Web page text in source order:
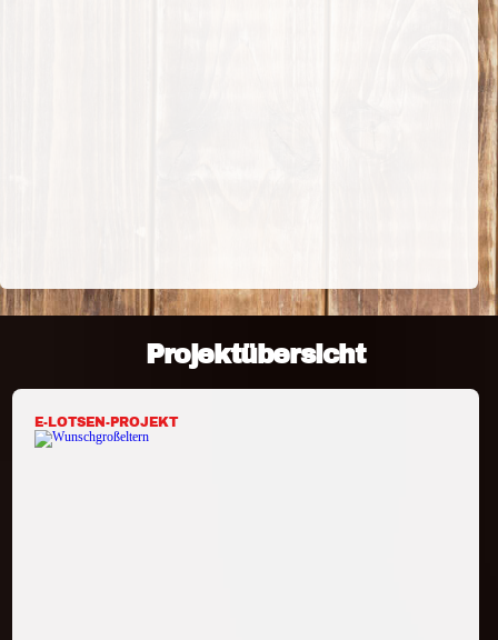
Projektübersicht
E-LOTSEN-PROJEKT